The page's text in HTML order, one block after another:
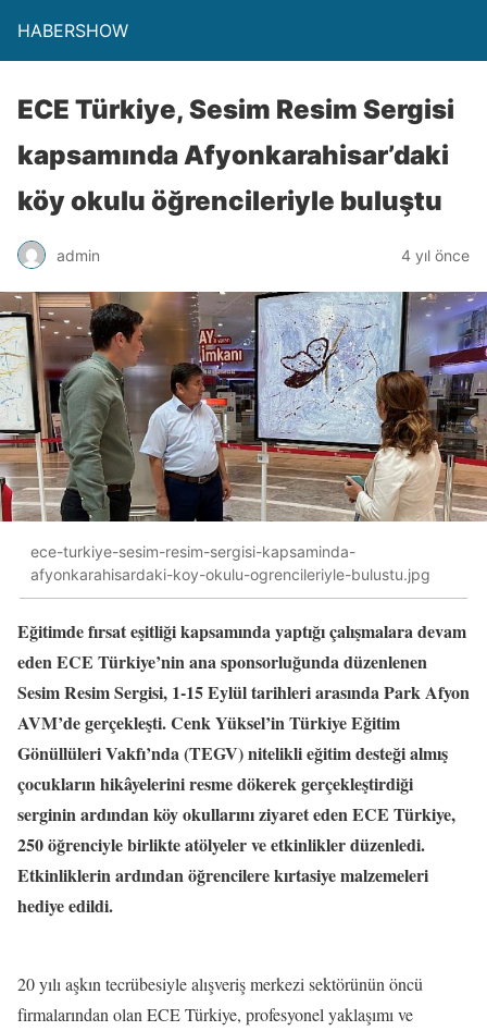
HABERSHOW
ECE Türkiye, Sesim Resim Sergisi
kapsamında Afyonkarahisar’daki
köy okulu öğrencileriyle buluştu
admin 4 yıl önce
ece-turkiye-sesim-resim-sergisi-kapsaminda-
afyonkarahisardaki-koy-okulu-ogrencileriyle-bulustu.jpg
Eğitimde fırsat eşitliği kapsamında yaptığı çalışmalara devam
eden ECE Türkiye’nin ana sponsorluğunda düzenlenen
Sesim Resim Sergisi, 1-15 Eylül tarihleri arasında Park Afyon
AVM’de gerçekleşti. Cenk Yüksel’in Türkiye Eğitim
Gönüllüleri Vakfı’nda (TEGV) nitelikli eğitim desteği almış
çocukların hikâyelerini resme dökerek gerçekleştirdiği
serginin ardından köy okullarını ziyaret eden ECE Türkiye,
250 öğrenciyle birlikte atölyeler ve etkinlikler düzenledi.
Etkinliklerin ardından öğrencilere kırtasiye malzemeleri
hediye edildi.
20 yılı aşkın tecrübesiyle alışveriş merkezi sektörünün öncü
firmalarından olan ECE Türkiye, profesyonel yaklaşımı ve